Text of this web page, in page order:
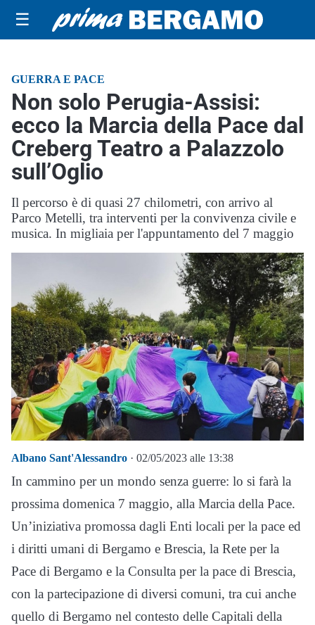
☰
GUERRA E PACE
Non solo Perugia-Assisi:
ecco la Marcia della Pace dal
Creberg Teatro a Palazzolo
sull’Oglio
Il percorso è di quasi 27 chilometri, con arrivo al
Parco Metelli, tra interventi per la convivenza civile e
musica. In migliaia per l'appuntamento del 7 maggio
Albano Sant'Alessandro · 02/05/2023 alle 13:38
In cammino per un mondo senza guerre: lo si farà la
prossima domenica 7 maggio, alla Marcia della Pace.
Un’iniziativa promossa dagli Enti locali per la pace ed
i diritti umani di Bergamo e Brescia, la Rete per la
Pace di Bergamo e la Consulta per la pace di Brescia,
con la partecipazione di diversi comuni, tra cui anche
quello di Bergamo nel contesto delle Capitali della